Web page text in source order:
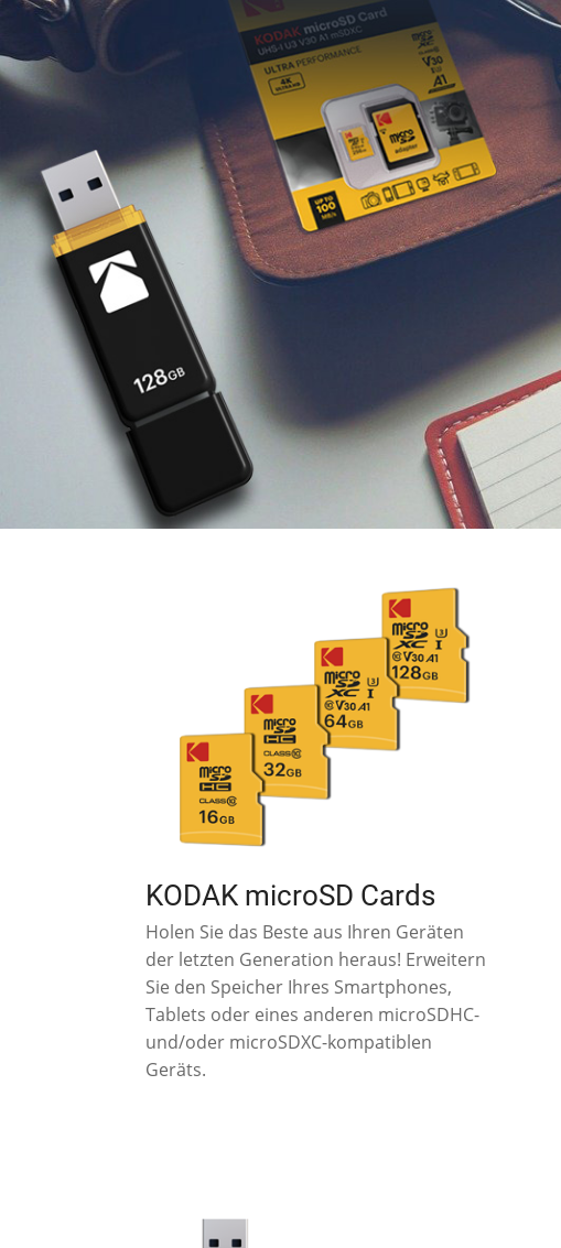
KODAK microSD Cards
Holen Sie das Beste aus Ihren Geräten
der letzten Generation heraus! Erweitern
Sie den Speicher Ihres Smartphones,
Tablets oder eines anderen microSDHC-
und/oder microSDXC-kompatiblen
Geräts.